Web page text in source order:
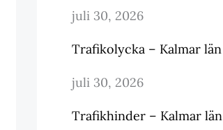
juli 30, 2026
Trafikolycka – Kalmar län
juli 30, 2026
Trafikhinder – Kalmar län